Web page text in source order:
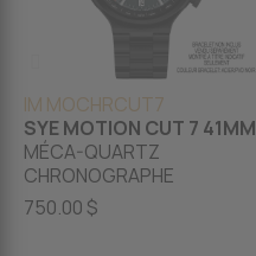
IM MOCHRCUT7
SYE MOTION CUT 7 41MM
MÉCA-QUARTZ
CHRONOGRAPHE
750.00 $